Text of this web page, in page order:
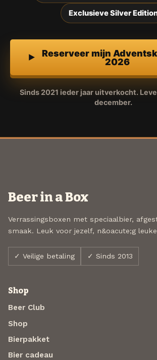
Exclusieve Silver
Reserveer mijn
2026
Sinds 2021 ieder jaar uitverkocht.
december.
Beer in a Box
Verrassingsboxen met speciaalbier,
smaak. Leuk voor jezelf, n&oacute;g
✓ Veilige betaling ✓ Sinds 2013
Shop
Beer Club
Shop
Bierpakket
Bier cadeau